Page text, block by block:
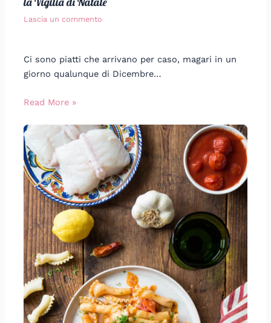
Lascia un commento
Ci sono piatti che arrivano per caso, magari in un
giorno qualunque di Dicembre…
Read More »